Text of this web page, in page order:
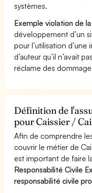
systèmes.
Exemple violation de
développement d’un
pour l’utilisation d’une
d’auteur qu’il n’avait
réclame des
Définition de
pour Caissier /
Afin de comprendre
couvrir le métier de
est important de faire
Responsabilité Civile
responsabilité civile